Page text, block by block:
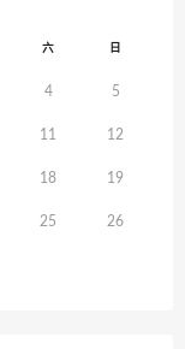
六 日
4 5
11 12
18 19
25 26